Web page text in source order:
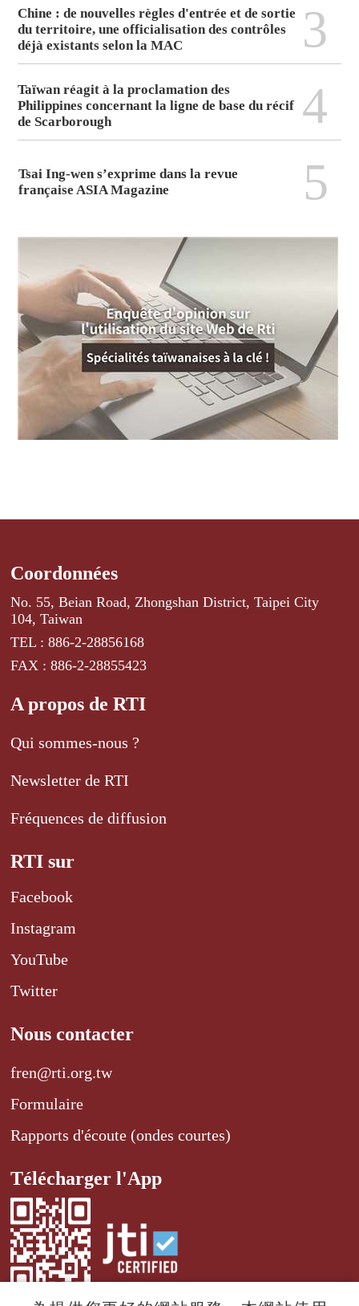
Chine : de nouvelles règles d'entrée et de sortie
du territoire, une officialisation des contrôles
déjà existants selon la MAC
3
Taïwan réagit à la proclamation des
Philippines concernant la ligne de base du récif
de Scarborough
4
Tsai Ing-wen s’exprime dans la revue
française ASIA Magazine
5
Coordonnées
No. 55, Beian Road, Zhongshan District, Taipei City
104, Taiwan
TEL : 886-2-28856168
FAX : 886-2-28855423
A propos de RTI
Qui sommes-nous ?
Newsletter de RTI
Fréquences de diffusion
RTI sur
Facebook
Instagram
YouTube
Twitter
Nous contacter
fren@rti.org.tw
Formulaire
Rapports d'écoute (ondes courtes)
Télécharger l'App